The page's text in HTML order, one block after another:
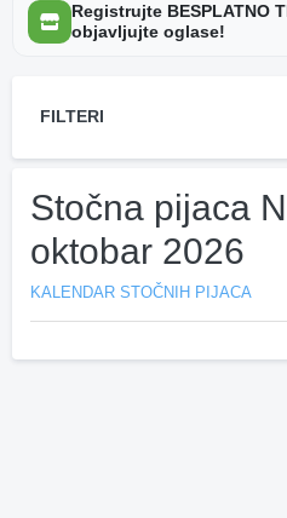
Registrujte BESPLATNO
objavljujte oglase!
FILTERI
Stočna pijaca
oktobar 2026
KALENDAR STOČNIH PIJACA